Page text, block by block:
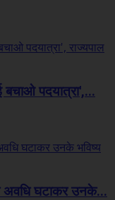
बचाओ पदयात्रा',...
अवधि घटाकर उनके...